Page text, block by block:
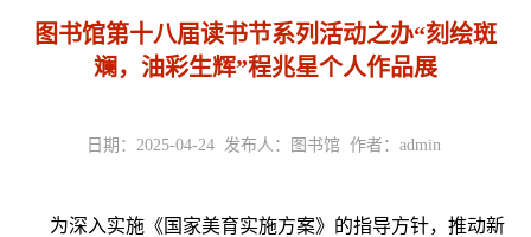
图书馆第十八届读书节系列活动之办“刻绘斑
斓，油彩生辉”程兆星个人作品展
日期：2025-04-24 发布人：图书馆 作者：admin
为深入实施《国家美育实施方案》的指导方针，推动新